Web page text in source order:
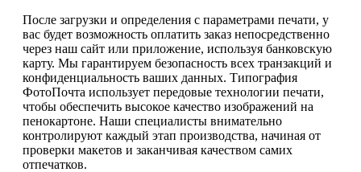
После загрузки и определения с параметрами печати, у
вас будет возможность оплатить заказ непосредственно
через наш сайт или приложение, используя банковскую
карту. Мы гарантируем безопасность всех транзакций и
конфиденциальность ваших данных. Типография
ФотоПочта использует передовые технологии печати,
чтобы обеспечить высокое качество изображений на
пенокартоне. Наши специалисты внимательно
контролируют каждый этап производства, начиная от
проверки макетов и заканчивая качеством самих
отпечатков.